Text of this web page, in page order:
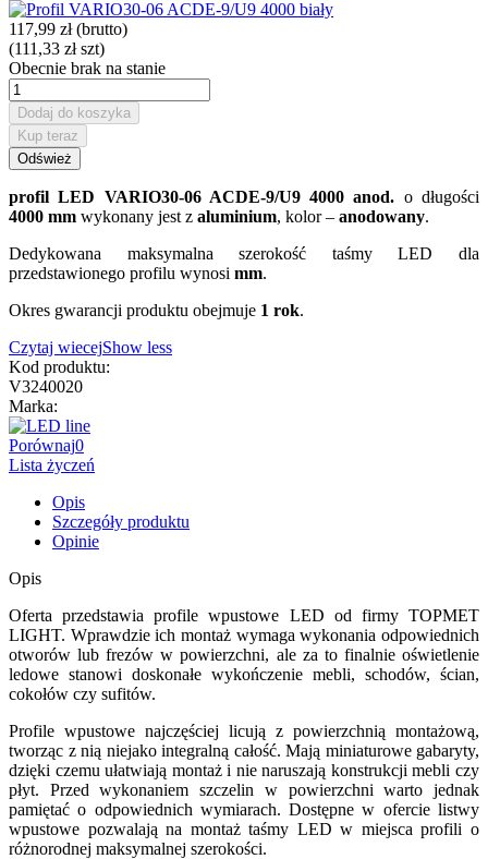
117,99 zł (brutto)
(111,33 zł szt)
Obecnie brak na stanie
Dodaj do koszyka
Kup teraz
profil LED VARIO30-06 ACDE-9/U9 4000 anod. o długości
4000 mm wykonany jest z aluminium, kolor – anodowany.
Dedykowana maksymalna szerokość taśmy LED dla
przedstawionego profilu wynosi mm.
Okres gwarancji produktu obejmuje 1 rok.
Czytaj wiecejShow less
Kod produktu:
V3240020
Marka:
Porównaj0
Lista życzeń
Opis
Szczegóły produktu
Opinie
Opis
Oferta przedstawia profile wpustowe LED od firmy TOPMET
LIGHT. Wprawdzie ich montaż wymaga wykonania odpowiednich
otworów lub frezów w powierzchni, ale za to finalnie oświetlenie
ledowe stanowi doskonałe wykończenie mebli, schodów, ścian,
cokołów czy sufitów.
Profile wpustowe najczęściej licują z powierzchnią montażową,
tworząc z nią niejako integralną całość. Mają miniaturowe gabaryty,
dzięki czemu ułatwiają montaż i nie naruszają konstrukcji mebli czy
płyt. Przed wykonaniem szczelin w powierzchni warto jednak
pamiętać o odpowiednich wymiarach. Dostępne w ofercie listwy
wpustowe pozwalają na montaż taśmy LED w miejsca profili o
różnorodnej maksymalnej szerokości.